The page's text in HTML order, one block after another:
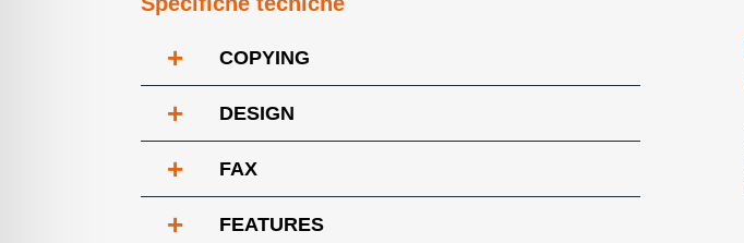
+ COPYING
+ DESIGN
+ FAX
+ FEATURES